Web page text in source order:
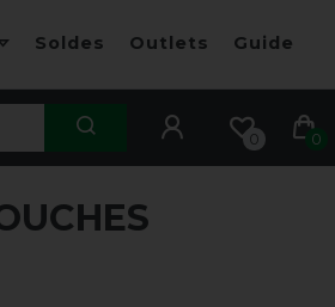
Soldes Outlets Guide
0 0